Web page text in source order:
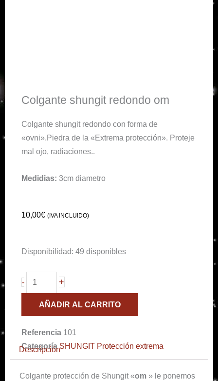
Colgante shungit redondo om
Colgante shungit redondo con forma de
«ovni».Piedra de la «Extrema protección». Proteje
mal ojo, radiaciones..
Medidias: 3cm diametro
10,00€ (IVA INCLUIDO)
Disponibilidad: 49 disponibles
-
Colgante
redondo
om
cantidad
+
AÑADIR AL CARRITO
Referencia 101
Categoría SHUNGIT Protección extrema
Descripción
Colgante protección de Shungit «om » le ponemos